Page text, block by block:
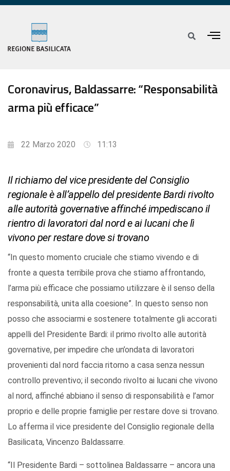
Coronavirus, Baldassarre: “Responsabilità
arma più efficace”
22 Marzo 2020 11:13
Il richiamo del vice presidente del Consiglio
regionale è all’appello del presidente Bardi rivolto
alle autorità governative affinché impediscano il
rientro di lavoratori dal nord e ai lucani che lì
vivono per restare dove si trovano
“In questo momento cruciale che stiamo vivendo e di
fronte a questa terribile prova che stiamo affrontando,
l’arma più efficace che possiamo utilizzare è il senso della
responsabilità, unita alla coesione”. In questo senso non
posso che associarmi e sostenere totalmente gli accorati
appelli del Presidente Bardi: il primo rivolto alle autorità
governative, per impedire che un’ondata di lavoratori
provenienti dal nord faccia ritorno a casa senza nessun
controllo preventivo; il secondo rivolto ai lucani che vivono
al nord, affinché abbiano il senso di responsabilità e l’amor
proprio e delle proprie famiglie per restare dove si trovano.
Lo afferma il vice presidente del Consiglio regionale della
Basilicata, Vincenzo Baldassarre.
“Il Presidente Bardi – sottolinea Baldassarre – ancora una